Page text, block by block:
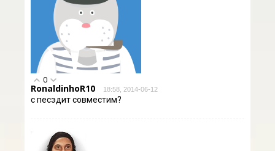
0
RonaldinhoR10 18:58, 2014-06-12
с песэдит совместим?